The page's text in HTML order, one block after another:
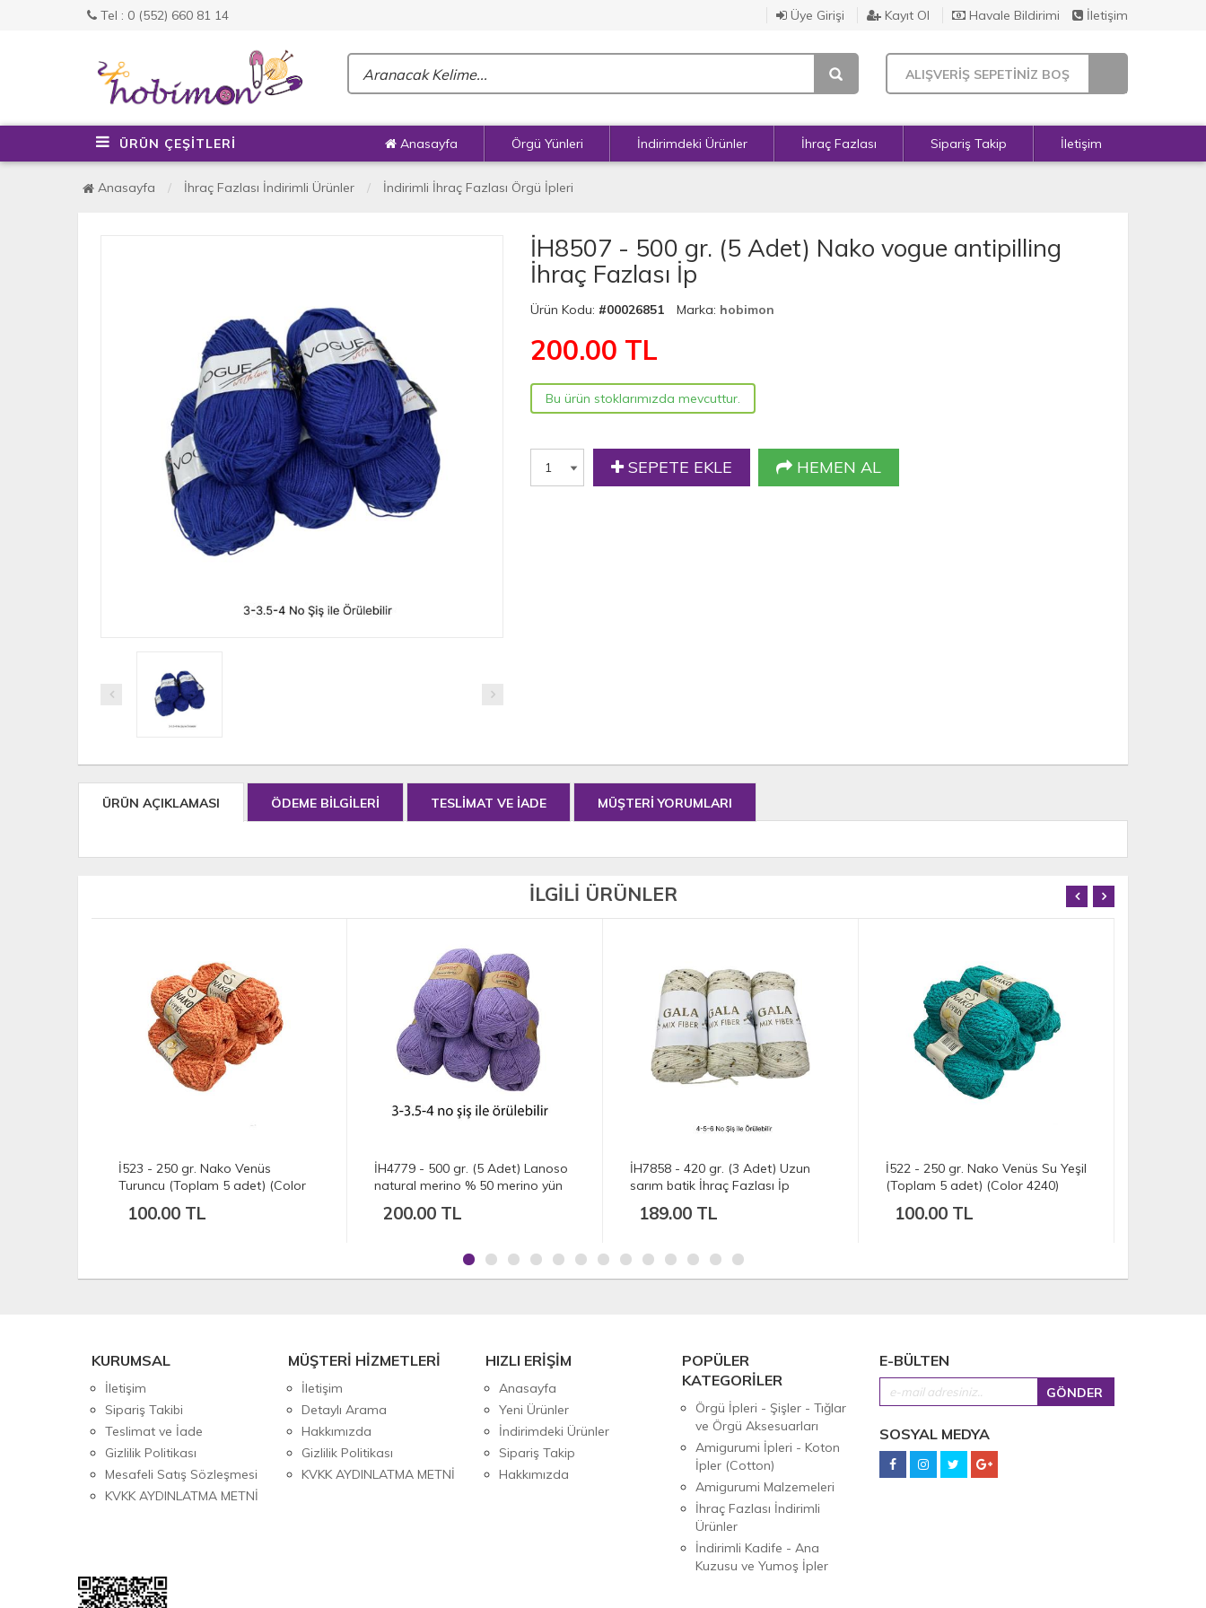
Tel : 0 (552) 660 81 14 Üye Girişi Kayıt Ol Havale Bildirimi İletişim
ALIŞVERİŞ SEPETİNİZ BOŞ
ÜRÜN ÇEŞİTLERİ Anasayfa Örgü Yünleri İndirimdeki Ürünler İhraç Fazlası Sipariş Takip İletişim
Anasayfa İhraç Fazlası İndirimli Ürünler İndirimli İhraç Fazlası Örgü İpleri
İH8507 - 500 gr. (5 Adet) Nako vogue antipilling
İhraç Fazlası İp
Ürün Kodu: #00026851 Marka: hobimon
200.00 TL
Bu ürün stoklarımızda mevcuttur.
SEPETE EKLE HEMEN AL
ÜRÜN AÇIKLAMASI ÖDEME BİLGİLERİ TESLİMAT VE İADE MÜŞTERİ YORUMLARI
İLGİLİ ÜRÜNLER
5 adet) (Color
İH4779 - 500 gr. (5 Adet) Lanoso
natural merino % 50 merino yün
İH7858 - 420 gr. (3 Adet) Uzun
sarım batik İhraç Fazlası İp
İ522 - 250 gr. Nako Venüs Su Yeşil
(Toplam 5 adet) (Color 4240)
İH8385 - 440 gr. (3 Adet) Nako
vogue uzun sarım İhraç Fazlası İp
KURUMSAL
İletişim
Sipariş Takibi
Teslimat ve İade
Gizlilik Politikası
Mesafeli Satış Sözleşmesi
KVKK AYDINLATMA METNİ
MÜŞTERİ HİZMETLERİ
İletişim
Detaylı Arama
Hakkımızda
Gizlilik Politikası
KVKK AYDINLATMA METNİ
HIZLI ERİŞİM
Anasayfa
Yeni Ürünler
İndirimdeki Ürünler
Sipariş Takip
Hakkımızda
POPÜLER
KATEGORİLER
Örgü İpleri - Şişler - Tığlar
ve Örgü Aksesuarları
Amigurumi İpleri - Koton
İpler (Cotton)
Amigurumi Malzemeleri
İhraç Fazlası İndirimli
Ürünler
İndirimli Kadife - Ana
Kuzusu ve Yumoş İpler
E-BÜLTEN
SOSYAL MEDYA